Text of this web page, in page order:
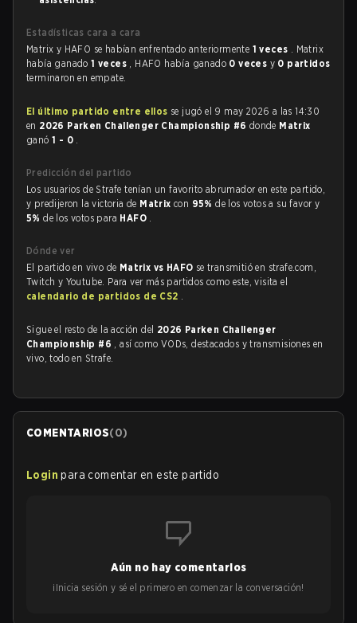
Estadísticas cara a cara
Matrix y HAFO se habían enfrentado anteriormente 1 veces . Matrix
había ganado1 veces , HAFO había ganado 0 veces y 0 partidos
terminaron en empate.
El último partido entre ellos se jugó el 9 may 2026 a las 14:30
en 2026 Parken Challenger Championship #6 donde Matrix
ganó 1 - 0 .
Predicción del partido
Los usuarios de Strafe tenían un favorito abrumador en este partido,
y predijeron la victoria de Matrixcon 95%de los votos a su favor y
5%de los votos para HAFO .
Dónde ver
El partido en vivo de Matrix vs HAFO se transmitió en strafe.com,
Twitch y Youtube. Para ver más partidos como este, visita el
calendario de partidos de CS2 .
Sigue el resto de la acción del 2026 Parken Challenger
Championship #6 , así como VODs, destacados y transmisiones en
vivo, todo en Strafe.
COMENTARIOS(0)
Login para comentar en este partido
Aún no hay comentarios
¡Inicia sesión y sé el primero en comenzar la conversación!